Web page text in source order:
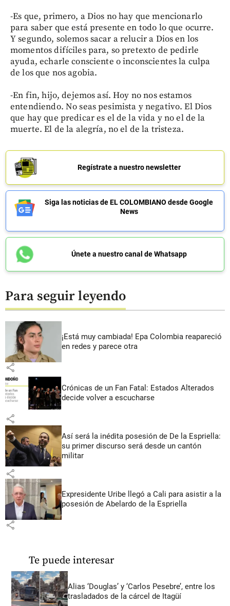
-Es que, primero, a Dios no hay que mencionarlo
para saber que está presente en todo lo que ocurre.
Y segundo, solemos sacar a relucir a Dios en los
momentos difíciles para, so pretexto de pedirle
ayuda, echarle consciente o inconscientes la culpa
de los que nos agobia.
-En fin, hijo, dejemos así. Hoy no nos estamos
entendiendo. No seas pesimista y negativo. El Dios
que hay que predicar es el de la vida y no el de la
muerte. El de la alegría, no el de la tristeza.
Regístrate a nuestro newsletter
Siga las noticias de EL COLOMBIANO desde Google
News
Únete a nuestro canal de Whatsapp
Para seguir leyendo
¡Está muy cambiada! Epa Colombia reapareció
en redes y parece otra
share
Crónicas de un Fan Fatal: Estados Alterados
decide volver a escucharse
share
Así será la inédita posesión de De la Espriella:
su primer discurso será desde un cantón
militar
share
Expresidente Uribe llegó a Cali para asistir a la
posesión de Abelardo de la Espriella
share
Te puede interesar
Alias ‘Douglas’ y ‘Carlos Pesebre’, entre los
trasladados de la cárcel de Itagüí